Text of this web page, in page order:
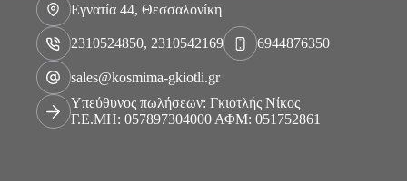
Εγνατία 44, Θεσσαλονίκη
2310524850, 2310542169 6944876350
sales@kosmima-gkiotli.gr
Υπεύθυνος πωλήσεων: Γκιοτλής Νίκος
Γ.Ε.ΜΗ: 057897304000 ΑΦΜ: 051752861